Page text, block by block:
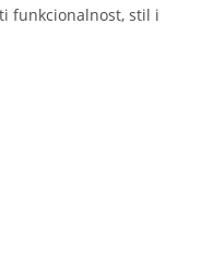
funkcionalnost, stil i